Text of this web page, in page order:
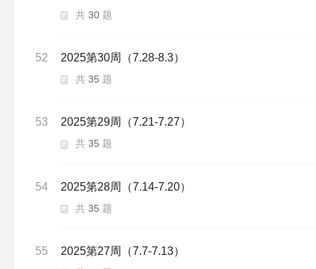
共 30 题
52 2025第30周（7.28-8.3）
共 35 题
53 2025第29周（7.21-7.27）
共 35 题
54 2025第28周（7.14-7.20）
共 35 题
55 2025第27周（7.7-7.13）